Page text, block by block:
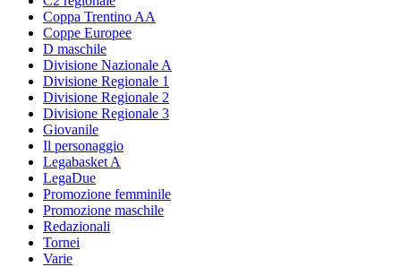
Coppa Trentino AA
Coppe Europee
D maschile
Divisione Nazionale A
Divisione Regionale 1
Divisione Regionale 2
Divisione Regionale 3
Giovanile
Il personaggio
Legabasket A
LegaDue
Promozione femminile
Promozione maschile
Redazionali
Tornei
Varie